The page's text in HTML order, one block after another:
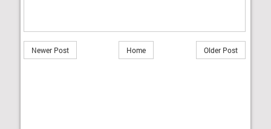
Newer Post Older Post
Home